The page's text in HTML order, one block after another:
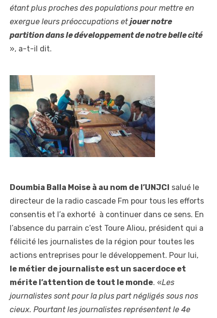
étant plus proches des populations pour mettre en
exergue leurs préoccupations etjouer notre
partition dans le développement de notre belle cité
», a-t-il dit.
Doumbia Balla Moise à au nom de l’UNJCI salué le
directeur de la radio cascade Fm pour tous les efforts
consentis et l’a exhorté à continuer dans ce sens. En
l’absence du parrain c’est Toure Aliou, président qui a
félicité les journalistes de la région pour toutes les
actions entreprises pour le développement. Pour lui,
le métier de journaliste est un sacerdoce et
mérite l’attention de tout le monde. «Les
journalistes sont pour la plus part négligés sous nos
cieux. Pourtant les journalistes représentent le 4e